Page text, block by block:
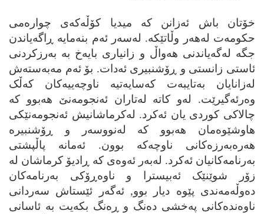
خۆتان باش ئه‌زانن که میدیا کۆڵه‌که‌ی چواره‌می
حکومه‌ت له‌ھه‌ر وڵاتێکه. له‌سه‌ر ئه‌م بنه‌مایه ڕاگه‌یاندن
جگه له‌گه‌یاندنی ھه‌واڵ و زانیاری بایه‌خ به به‌رزکردنی
ئاستی زانستی و ڕۆشنبیری ئه‌دات. بۆ ئه‌م مه‌به‌سته‌ش
له‌زانایان به‌تایبه‌ت که‌سایه‌تیه ناوچه‌ییه‌کان که‌ڵک
وه‌رئه‌گیرێت. له‌و کاته له‌تاران ئه‌نجومه‌نێ ھه‌بوو که
چالاکی کوردی یان ئه‌کرد. له‌کرماشانیش ئه‌نجومه‌نێکی
ھاوشێوه‌مان ھه‌بوو که له‌نووسه‌ر و ڕۆشنبیره
ھه‌ره‌به‌رزه‌کانی ناوچه‌که بوون. ئه‌مانه پاڵپشتی
به‌رنامه‌کانیان ئه‌کرد. له‌به‌ر ئه‌وه‌ی که ڕادیۆ کرماشان له
زۆر شوێنێک ئه‌بیسترا و ناوه‌ڕۆکی به‌رنامه‌کان
ده‌وڵه‌مه‌ندی پێوه دیار بوو, ئه‌گه‌ر ئێستاش سه‌ردانی
ناوه‌نده‌کانی په‌خشی ده‌نگ و ڕه‌نگ بکه‌یت به ئاسانی